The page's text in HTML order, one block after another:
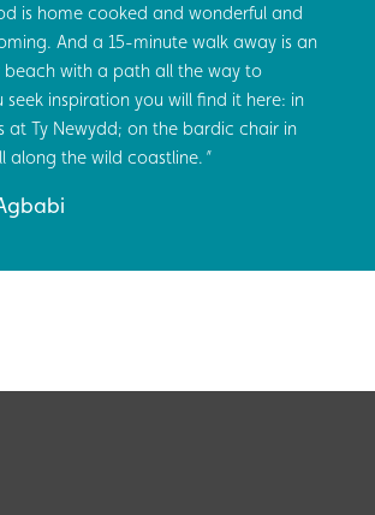
is home cooked and wonderful and
And a 15-minute walk away is an
beach with a path all the way to
seek inspiration you will find it here: in
at Ty Newydd; on the bardic chair in
along the wild coastline.